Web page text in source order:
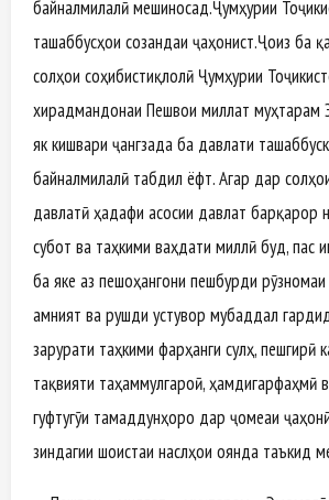
байналмилалӣ мешиносад.Ҷумҳурии
ташаббусҳои созандаи ҷаҳонист.Ҷоиз ба
солҳои соҳибистиқлолӣ Ҷумҳурии
хирадмандонаи Пешвои миллат муҳтарам
як кишвари ҷангзада ба давлати
байналмилалӣ табдил ёфт. Агар дар
давлатӣ ҳадафи асосии давлат барқарор
субот ва таҳкими ваҳдати миллӣ буд, пас
ба яке аз пешоҳангони пешбурди рӯзномаи
амният ва рушди устувор мубаддал
зарурати таҳкими фарҳанги сулҳ, пешгирӣ
тақвияти таҳаммулгароӣ, ҳамдигарфаҳмӣ
гуфтугӯи тамаддунҳоро дар ҷомеаи
зиндагии шоистаи наслҳои оянда таъкид